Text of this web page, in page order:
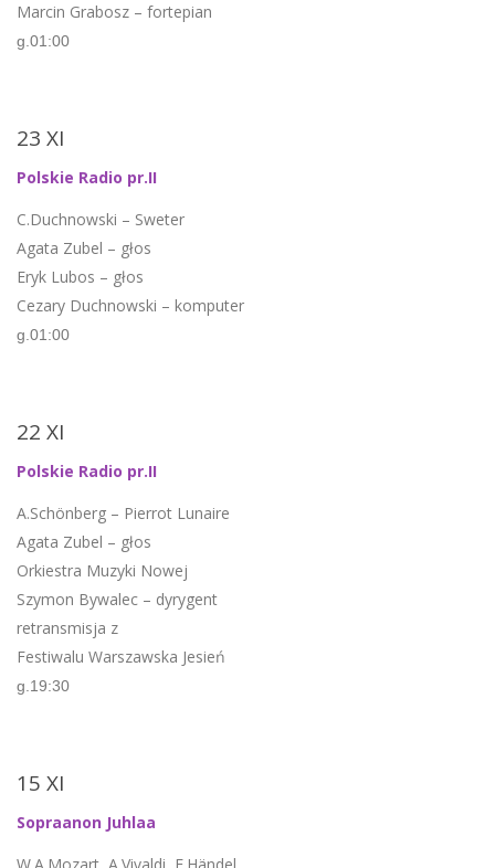
Marcin Grabosz – fortepian
g.01:00
23 XI
Polskie Radio pr.II
C.Duchnowski – Sweter
Agata Zubel – głos
Eryk Lubos – głos
Cezary Duchnowski – komputer
g.01:00
22 XI
Polskie Radio pr.II
A.Schönberg – Pierrot Lunaire
Agata Zubel – głos
Orkiestra Muzyki Nowej
Szymon Bywalec – dyrygent
retransmisja z
Festiwalu Warszawska Jesień
g.19:30
15 XI
Sopraanon Juhlaa